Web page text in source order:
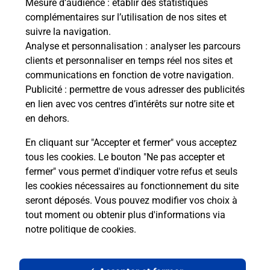
Mesure d’audience : établir des statistiques
complémentaires sur l’utilisation de nos sites et
suivre la navigation.
Analyse et personnalisation : analyser les parcours
clients et personnaliser en temps réel nos sites et
communications en fonction de votre navigation.
Publicité : permettre de vous adresser des publicités
en lien avec vos centres d’intérêts sur notre site et
en dehors.
En cliquant sur "Accepter et fermer" vous acceptez
tous les cookies. Le bouton "Ne pas accepter et
fermer" vous permet d'indiquer votre refus et seuls
les cookies nécessaires au fonctionnement du site
seront déposés. Vous pouvez modifier vos choix à
tout moment ou obtenir plus d'informations via
notre politique de cookies.
Boîte aux lettres La Poste
Prochaine collecte du courrierlundià 09h00
2 Rue Du Calvaire
02650 Crezancy
Le lien s'ouvre dans un nouvel onglet
Localiser Liste Boîtes aux lettres Aisne Crezancy